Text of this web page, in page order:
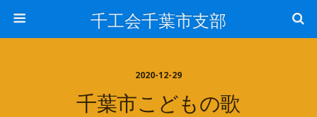
千工会千葉市支部
2020-12-29
千葉市こどもの歌